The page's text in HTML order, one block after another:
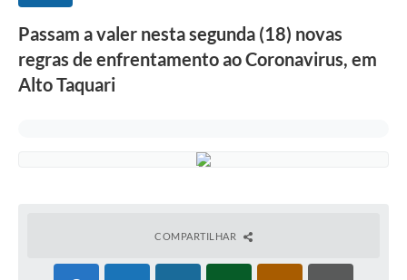
Passam a valer nesta segunda (18) novas
regras de enfrentamento ao Coronavirus, em
Alto Taquari
COMPARTILHAR